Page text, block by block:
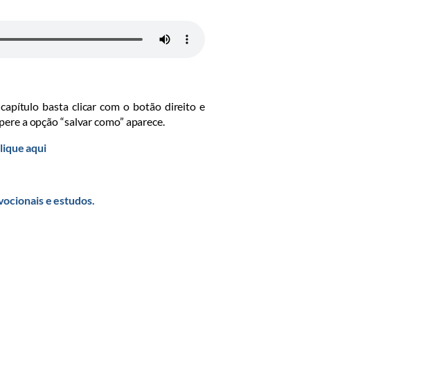
basta clicar com o botão direito e
a opção “salvar como” aparece.
aqui
e estudos.